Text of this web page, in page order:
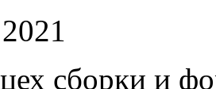
сборки и